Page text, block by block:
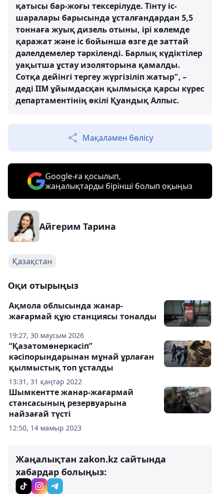
қатысы бар-жоғы тексерілуде. Тінту іс-
шаралары барысында ұсталғандардан 5,5
тоннаға жуық дизель отыны, ірі көлемде
қаражат және іс бойынша өзге де заттай
дәлелдемелер тәркіленді. Барлық күдіктілер
уақытша ұстау изоляторына қамалды.
Сотқа дейінгі тергеу жүргізіліп жатыр", –
деді ІІМ ұйымдасқан қылмысқа қарсы күрес
департаментінің өкілі Қуандық Алпыс.
Мақаламен бөлісу
Google-ға қосылып,
жаңалықтарды бірінші болып оқыңыз
Айгерим Тарина
Қазақстан
Оқи отырыңыз
19:27, 30 маусым 2026
Ақмола облысында жанар-
жағармай құю станциясы тоналды
13:31, 31 қаңтар 2022
“Қазатомөнеркәсіп”
кәсіпорындарынан мұнай ұрлаған
қылмыстық топ ұсталды
12:50, 14 мамыр 2023
Шымкентте жанар-жағармай
стансасының резервуарына
найзағай түсті
Жаңалықтан zakon.kz сайтында
хабардар болыңыз: